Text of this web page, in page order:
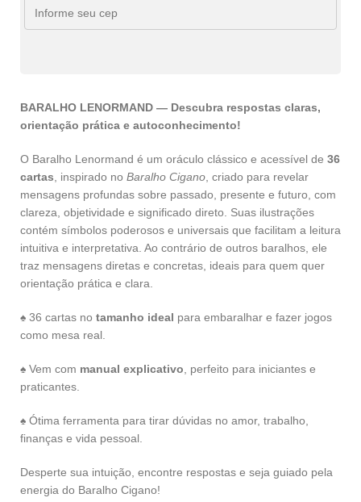
BARALHO LENORMAND — Descubra respostas claras,
orientação prática e autoconhecimento!
O Baralho Lenormand é um oráculo clássico e acessível de 36
cartas , inspirado no Baralho Cigano , criado para revelar
mensagens profundas sobre passado, presente e futuro, com
clareza, objetividade e significado direto. Suas ilustrações
contém símbolos poderosos e universais que facilitam a leitura
intuitiva e interpretativa. Ao contrário de outros baralhos, ele
traz mensagens diretas e concretas, ideais para quem quer
orientação prática e clara.
♠ 36 cartas no tamanho ideal para embaralhar e fazer jogos
como mesa real.
♠ Vem com manual explicativo , perfeito para iniciantes e
praticantes.
♠ Ótima ferramenta para tirar dúvidas no amor, trabalho,
finanças e vida pessoal.
Desperte sua intuição, encontre respostas e seja guiado pela
energia do Baralho Cigano!